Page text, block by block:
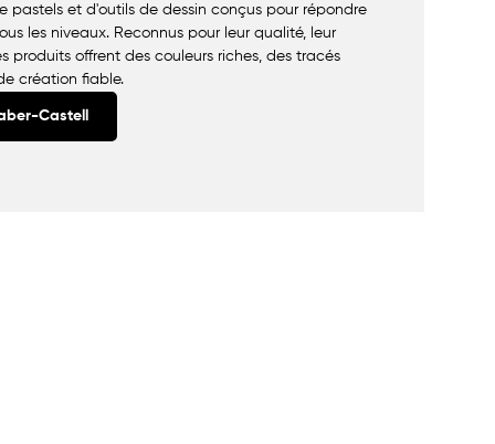
pastels et d'outils de dessin conçus pour répondre
les niveaux. Reconnus pour leur qualité, leur
produits offrent des couleurs riches, des tracés
création fiable.
Castell